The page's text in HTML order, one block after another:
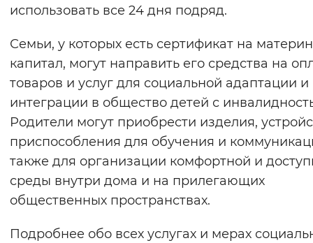
использовать все 24 дня подряд.
Семьи, у которых есть сертификат на
капитал, могут направить его средства на
товаров и услуг для социальной адаптации и
интеграции в общество детей с
Родители могут приобрести изделия,
приспособления для обучения и
также для организации комфортной и
среды внутри дома и на прилегающих
общественных пространствах.
Подробнее обо всех услугах и мерах